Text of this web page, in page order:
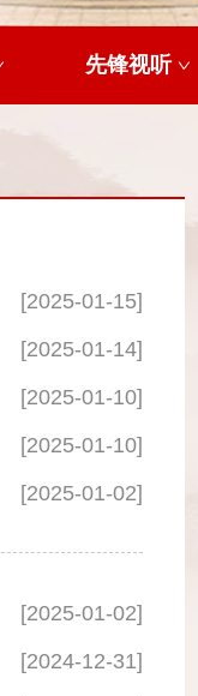
先锋视听
[2025-01-15]
[2025-01-14]
[2025-01-10]
[2025-01-10]
[2025-01-02]
[2025-01-02]
[2024-12-31]